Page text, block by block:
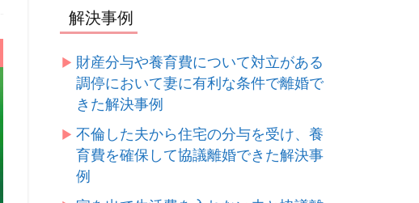
解決事例
財産分与や養育費について対立がある
調停において妻に有利な条件で離婚で
きた解決事例
不倫した夫から住宅の分与を受け、養
育費を確保して協議離婚できた解決事
例